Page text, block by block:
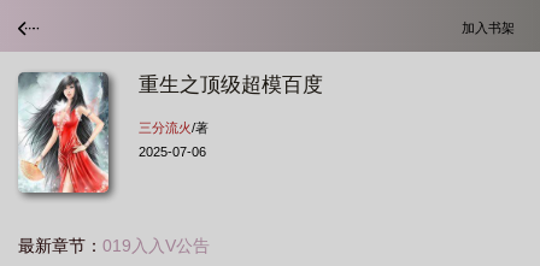
加入书架
重生之顶级超模百度
三分流火/著
2025-07-06
最新章节： 019入入V公告